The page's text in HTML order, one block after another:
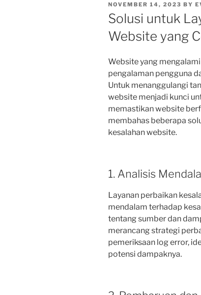
POSTED
ON
NOVEMBER 14, 2023 BY
Solusi untuk
Website yang
Website yang
pengalaman pengguna
Untuk menanggulangi
website menjadi kunci
memastikan website
membahas beberapa
kesalahan website.
1. Analisis
Layanan perbaikan
mendalam terhadap
tentang sumber dan
merancang strategi
pemeriksaan log error,
potensi dampaknya.